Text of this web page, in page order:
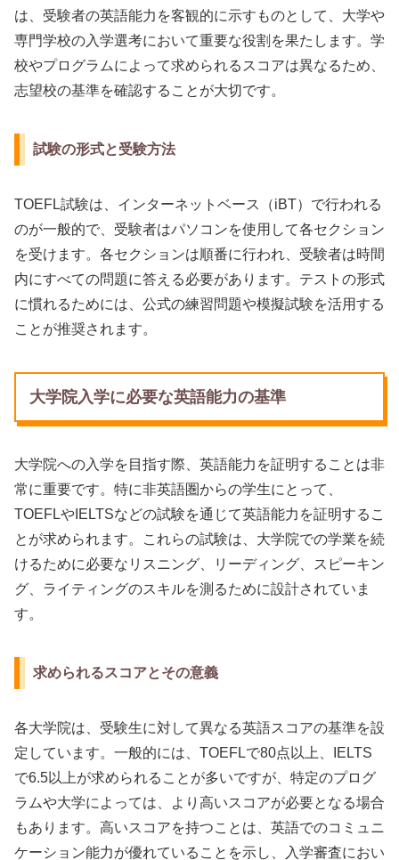
は、受験者の英語能力を客観的に示すものとして、大学や
専門学校の入学選考において重要な役割を果たします。学
校やプログラムによって求められるスコアは異なるため、
志望校の基準を確認することが大切です。
試験の形式と受験方法
TOEFL試験は、インターネットベース（iBT）で行われる
のが一般的で、受験者はパソコンを使用して各セクション
を受けます。各セクションは順番に行われ、受験者は時間
内にすべての問題に答える必要があります。テストの形式
に慣れるためには、公式の練習問題や模擬試験を活用する
ことが推奨されます。
大学院入学に必要な英語能力の基準
大学院への入学を目指す際、英語能力を証明することは非
常に重要です。特に非英語圏からの学生にとって、
TOEFLやIELTSなどの試験を通じて英語能力を証明するこ
とが求められます。これらの試験は、大学院での学業を続
けるために必要なリスニング、リーディング、スピーキン
グ、ライティングのスキルを測るために設計されていま
す。
求められるスコアとその意義
各大学院は、受験生に対して異なる英語スコアの基準を設
定しています。一般的には、TOEFLで80点以上、IELTS
で6.5以上が求められることが多いですが、特定のプログ
ラムや大学によっては、より高いスコアが必要となる場合
もあります。高いスコアを持つことは、英語でのコミュニ
ケーション能力が優れていることを示し、入学審査におい